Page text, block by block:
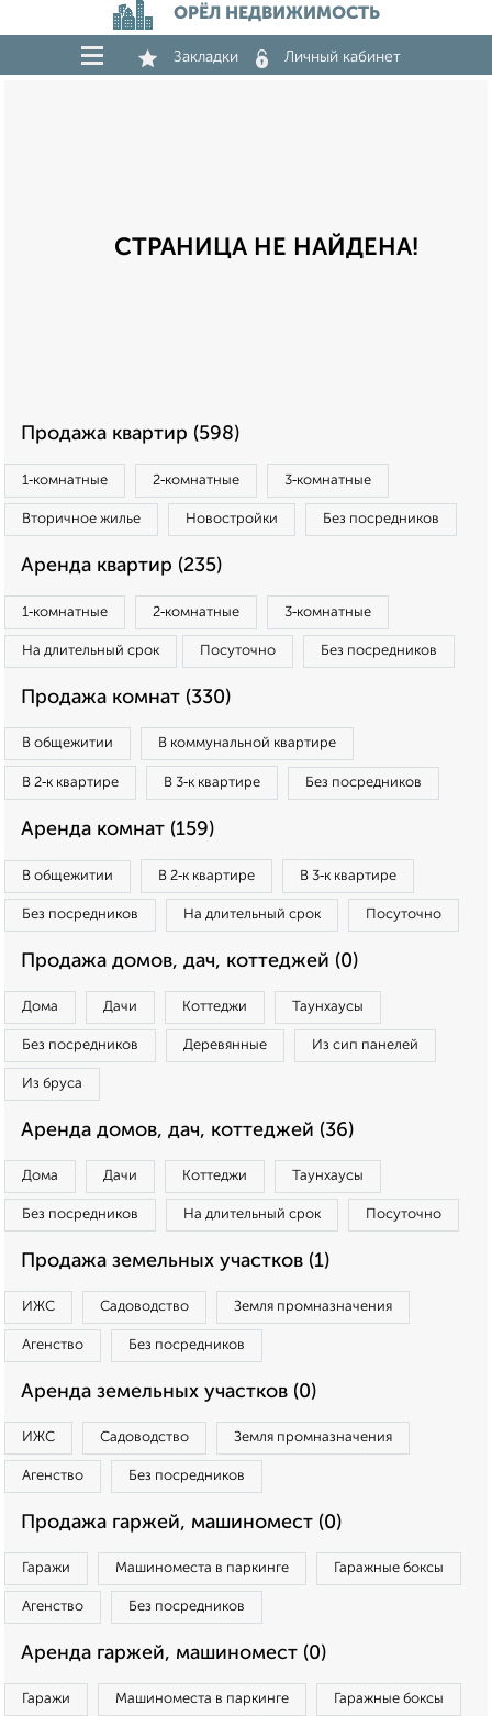
ОРЁЛ НЕДВИЖИМОСТЬ
Закладки Личный кабинет
СТРАНИЦА НЕ НАЙДЕНА!
Продажа квартир (598)
1‑комнатные 2‑комнатные 3‑комнатные
Вторичное жилье Новостройки Без посредников
Аренда квартир (235)
1‑комнатные 2‑комнатные 3‑комнатные
На длительный срок Посуточно Без посредников
Продажа комнат (330)
В общежитии В коммунальной квартире
В 2‑к квартире В 3‑к квартире Без посредников
Аренда комнат (159)
В общежитии В 2‑к квартире В 3‑к квартире
Без посредников На длительный срок Посуточно
Продажа домов, дач, коттеджей (0)
Дома Дачи Коттеджи Таунхаусы
Без посредников Деревянные Из сип панелей
Из бруса
Аренда домов, дач, коттеджей (36)
Дома Дачи Коттеджи Таунхаусы
Без посредников На длительный срок Посуточно
Продажа земельных участков (1)
ИЖС Садоводство Земля промназначения
Агенство Без посредников
Аренда земельных участков (0)
ИЖС Садоводство Земля промназначения
Агенство Без посредников
Продажа гаржей, машиномест (0)
Гаражи Машиноместа в паркинге Гаражные боксы
Агенство Без посредников
Аренда гаржей, машиномест (0)
Гаражи Машиноместа в паркинге Гаражные боксы